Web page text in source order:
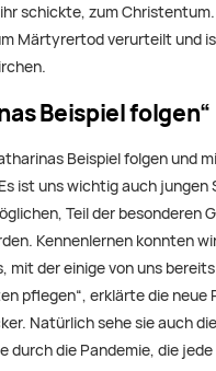
schickte, zum
Märtyrertod verurteilt und
Beispiel folgen“
Beispiel folgen und
ist uns wichtig auch jungen
Teil der besonderen
Kennenlernen konnten
mit der einige von uns
pflegen“, erklärte die neue
Natürlich sehe sie auch
durch die Pandemie, die jede